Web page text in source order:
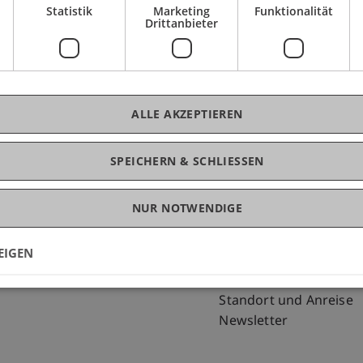
und Dienstleistungen, Unternehmerteam.
Rechtliche Hinweise
Fußzeile
Standort und Anreise
Newsletter
Statistik Marketing
Drittanbieter
Funktionalität
SPEICHERN & SCHLIESSEN
ALLE AKZEPTIEREN
NUR NOTWENDIGE